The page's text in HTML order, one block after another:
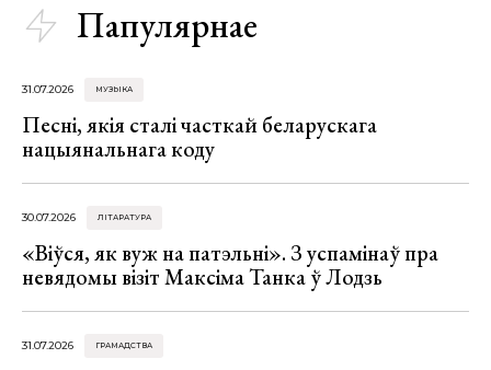
Папулярнае
31.07.2026 МУЗЫКА
Песні, якія сталі часткай беларускага
нацыянальнага коду
30.07.2026 ЛІТАРАТУРА
«Віўся, як вуж на патэльні». З успамінаў пра
невядомы візіт Максіма Танка ў Лодзь
31.07.2026 ГРАМАДСТВА